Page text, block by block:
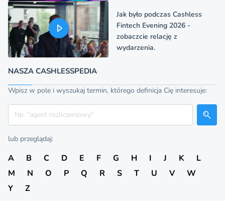
Jak było podczas Cashless
Fintech Evening 2026 -
zobaczcie relację z
wydarzenia.
NASZA CASHLESSPEDIA
Wpisz w pole i wyszukaj termin, którego definicja Cię interesuje:
Szukaj
lub przeglądaj:
A B C D E F G H I J K
L
M
N O P Q R S T U V
W
Y
Z